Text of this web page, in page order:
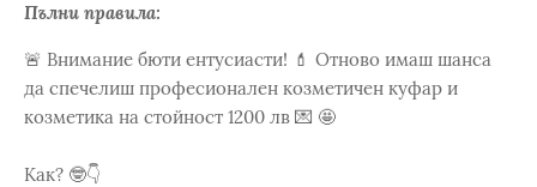
Пълни правила:
🚨 Внимание бюти ентусиасти! 💄 Отново имаш шанса
да спечелиш професионален козметичен куфар и
козметика на стойност 1200 лв 💌 🤩
Как? 🤓👇